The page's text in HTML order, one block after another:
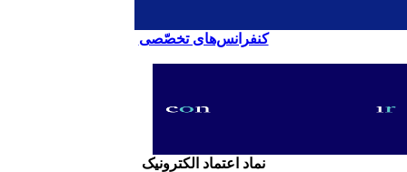
کنفرانس‌های تخصّصی
نماد اعتماد الکترونیک